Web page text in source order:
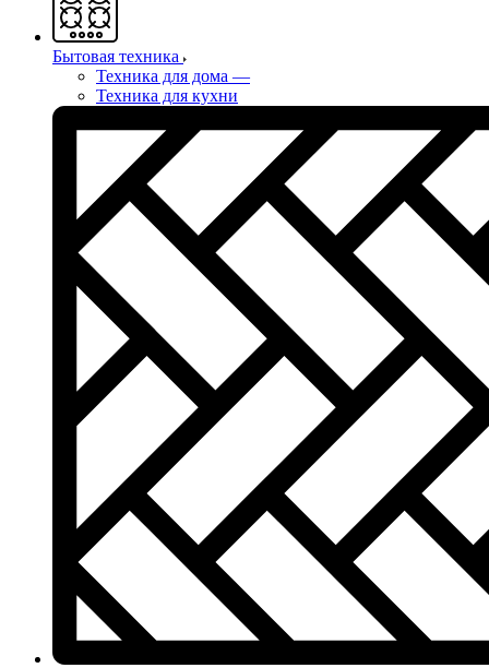
Бытовая техника
Техника для дома —
Техника для кухни